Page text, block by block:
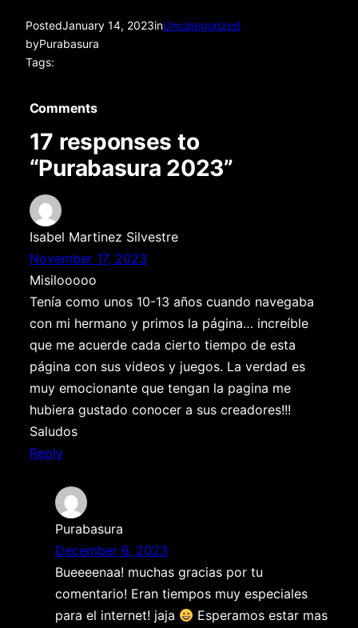
PostedJanuary 14, 2023inUncategorized
byPurabasura
Tags:
Comments
17 responses to
“Purabasura 2023”
Isabel Martinez Silvestre
November 17, 2023
Misilooooo
Tenía como unos 10-13 años cuando navegaba
con mi hermano y primos la página… increíble
que me acuerde cada cierto tiempo de esta
página con sus videos y juegos. La verdad es
muy emocionante que tengan la pagina me
hubiera gustado conocer a sus creadores!!!
Saludos
Reply
Purabasura
December 6, 2023
Bueeeenaa! muchas gracias por tu
comentario! Eran tiempos muy especiales
para el internet! jaja
Esperamos estar mas